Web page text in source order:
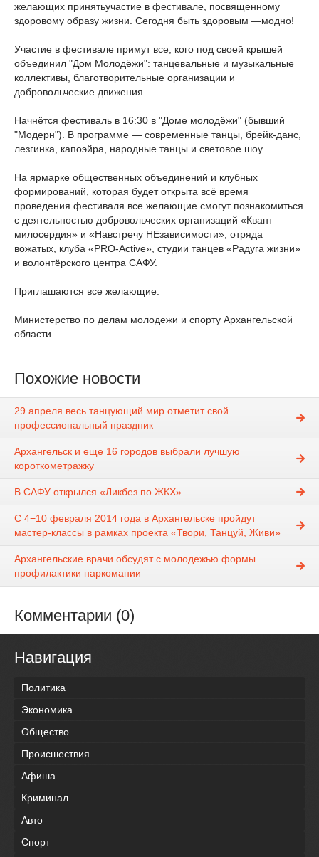
желающих принятьучастие в фестивале, посвященному
здоровому образу жизни. Сегодня быть здоровым —модно!
Участие в фестивале примут все, кого под своей крышей
объединил "Дом Молодёжи": танцевальные и музыкальные
коллективы, благотворительные организации и
добровольческие движения.
Начнётся фестиваль в 16:30 в "Доме молодёжи" (бывший
"Модерн"). В программе — современные танцы, брейк-данс,
лезгинка, капоэйра, народные танцы и световое шоу.
На ярмарке общественных объединений и клубных
формирований, которая будет открыта всё время
проведения фестиваля все желающие смогут познакомиться
с деятельностью добровольческих организаций «Квант
милосердия» и «Навстречу НЕзависимости», отряда
вожатых, клуба «PRO-Active», студии танцев «Радуга жизни»
и волонтёрского центра САФУ.
Приглашаются все желающие.
Министерство по делам молодежи и спорту Архангельской
области
Похожие новости
29 апреля весь танцующий мир отметит свой
профессиональный праздник
Архангельск и еще 16 городов выбрали лучшую
короткометражку
В САФУ открылся «Ликбез по ЖКХ»
С 4−10 февраля 2014 года в Архангельске пройдут
мастер-классы в рамках проекта «Твори, Танцуй, Живи»
Архангельские врачи обсудят с молодежью формы
профилактики наркомании
Комментарии (0)
Навигация
Политика
Экономика
Общество
Происшествия
Афиша
Криминал
Авто
Спорт